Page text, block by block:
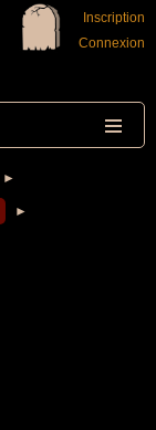
Inscription
Connexion
►
►